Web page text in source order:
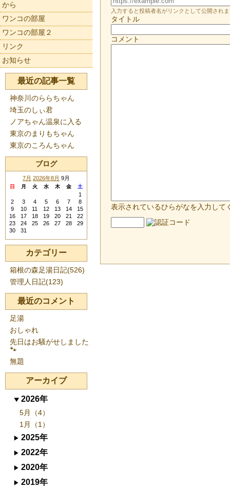
入力すると投稿者名がリンクとして公開され
タイトル
コメント
表示されているひらがなを入力して
から
ワンコの部屋
ワンコの部屋２
リンク
お知らせ
最近の記事一覧
神奈川のららちゃん
埼玉のしぃ君
ノアちゃん温泉に入る
東京のまりもちゃん
東京のころんちゃん
ブログ
7月 2026年8月 9月
日 月 火 水 木 金 土
1
2
3 4 5 6 7
8
9
10 11 12 13 14
15
16
17 18 19 20 21
22
23
24 25 26 27 28
29
30
31
カテゴリー
箱根の森足湯日記(526)
管理人日記(123)
最近のコメント
足湯
おしゃれ
先日はお騒がせしました
🐾
無題
アーカイブ
2026年
5月（4）
1月（1）
2025年
2022年
2020年
2019年